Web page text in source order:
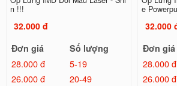
n !!!
32.000 đ
Đơn giá
Số lượng
28.000 đ
5-19
26.000 đ
20-49
e
32.000
Đơn giá
28.000 đ
26.000 đ